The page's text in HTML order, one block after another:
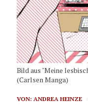
Bild aus "Meine
(Carlsen Manga)
VON: ANDREA HEINZE